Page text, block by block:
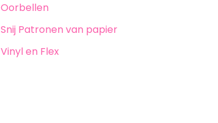
Oorbellen
Snij Patronen van papier
Vinyl en Flex